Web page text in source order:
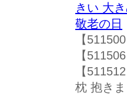
きい 大
敬老の日
【
【
【
枕 抱き